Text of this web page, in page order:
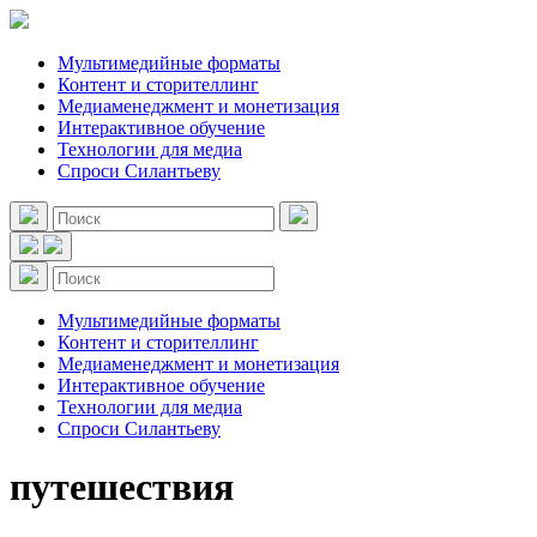
Мультимедийные форматы
Контент и сторителлинг
Медиаменеджмент и монетизация
Интерактивное обучение
Технологии для медиа
Спроси Силантьеву
Мультимедийные форматы
Контент и сторителлинг
Медиаменеджмент и монетизация
Интерактивное обучение
Технологии для медиа
Спроси Силантьеву
путешествия